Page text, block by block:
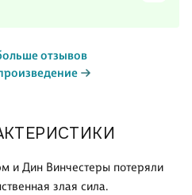
и Дин Винчестеры потеряли
злая сила.
отзывов